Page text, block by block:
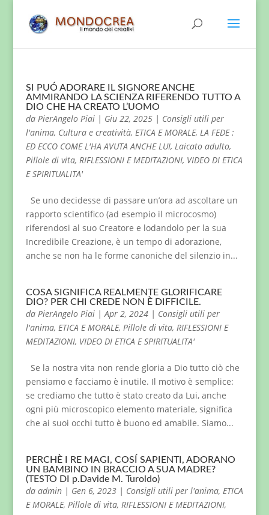
SI PUÓ ADORARE IL SIGNORE ANCHE
AMMIRANDO LA SCIENZA RIFERENDO TUTTO A
DIO CHE HA CREATO L’UOMO
da PierAngelo Piai| Giu 22, 2025| Consigli utili per
l'anima, Cultura e creatività, ETICA E MORALE, LA FEDE :
ED ECCO COME L'HA AVUTA ANCHE LUI, Laicato adulto,
Pillole di vita, RIFLESSIONI E MEDITAZIONI, VIDEO DI ETICA
E SPIRITUALITA'
Se uno decidesse di passare un’ora ad ascoltare un
rapporto scientifico (ad esempio il microcosmo)
riferendosi al suo Creatore e lodandolo per la sua
Incredibile Creazione, è un tempo di adorazione,
anche se non ha le forme canoniche del silenzio in...
COSA SIGNIFICA REALMENTE GLORIFICARE
DIO? PER CHI CREDE NON È DIFFICILE.
da PierAngelo Piai|Apr 2, 2024| Consigli utili per
l'anima, ETICA E MORALE, Pillole di vita, RIFLESSIONI E
MEDITAZIONI, VIDEO DI ETICA E SPIRITUALITA'
Se la nostra vita non rende gloria a Dio tutto ciò che
pensiamo e facciamo è inutile. Il motivo è semplice:
se crediamo che tutto è stato creato da Lui, anche
ogni più microscopico elemento materiale, significa
che ai suoi occhi tutto è buono ed amabile. Siamo...
PERCHÈ I RE MAGI, COSÍ SAPIENTI, ADORANO
UN BAMBINO IN BRACCIO A SUA MADRE?
(TESTO DI p.Davide M. Turoldo)
da admin| Gen 6, 2023| Consigli utili per l'anima, ETICA
E MORALE, Pillole di vita, RIFLESSIONI E MEDITAZIONI,